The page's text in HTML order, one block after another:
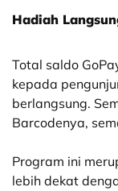
Hadiah
Total saldo
kepada
berlangsung.
Barcodenya,
Program ini
lebih dekat